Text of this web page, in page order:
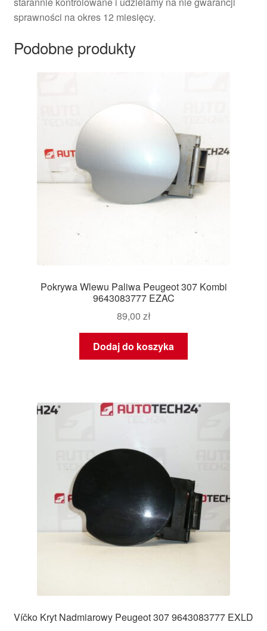
sprawności na okres 12 miesięcy.
Podobne produkty
Pokrywa Wlewu Paliwa Peugeot 307 Kombi
9643083777 EZAC
89,00 zł
Dodaj do koszyka
Víčko Kryt Nadmiarowy Peugeot 307 9643083777 EXLD